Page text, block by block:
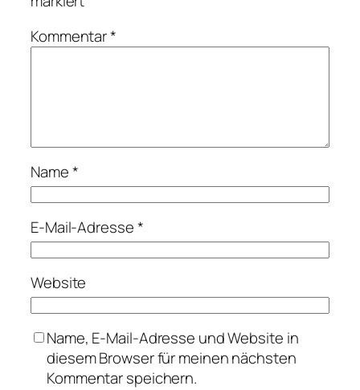
Kommentar*
Name*
E-Mail-Adresse*
Website
Name, E-Mail-Adresse und Website in
diesem Browser für meinen nächsten
Kommentar speichern.